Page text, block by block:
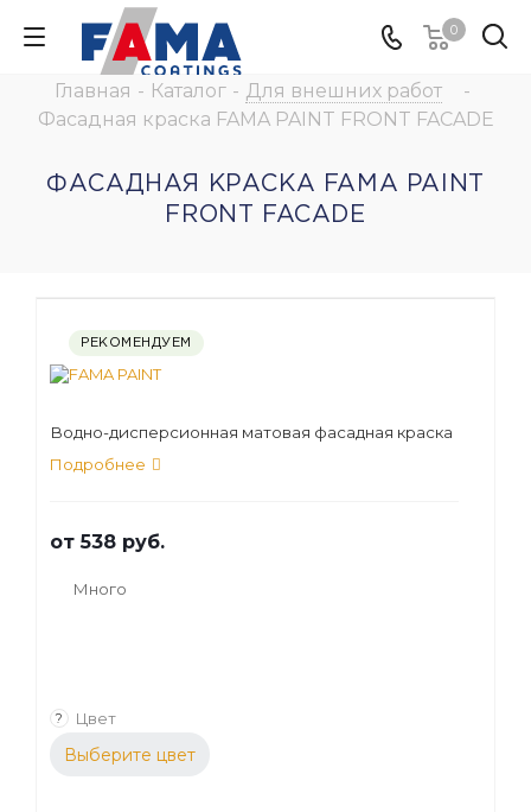
0
Главная - Каталог - Для внешних работ
-
Фасадная краска FAMA PAINT FRONT FACADE
ФАСАДНАЯ КРАСКА FAMA PAINT
FRONT FACADE
РЕКОМЕНДУЕМ
Водно-дисперсионная матовая фасадная краска
Подробнее
от538 руб.
Много
? Цвет
Выберите цвет